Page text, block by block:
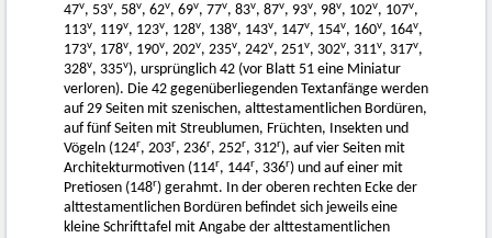
47v, 53v, 58v, 62v, 69v, 77v, 83v, 87v, 93v, 98v, 102v, 107v,
113v, 119v, 123v, 128v, 138v, 143v, 147v, 154v, 160v, 164v,
173v, 178v, 190v, 202v, 235v, 242v, 251v, 302v, 311v, 317v,
328v, 335v), ursprünglich 42 (vor Blatt 51 eine Miniatur
verloren). Die 42 gegenüberliegenden Textanfänge werden
auf 29 Seiten mit szenischen, alttestamentlichen Bordüren,
auf fünf Seiten mit Streublumen, Früchten, Insekten und
Vögeln (124r, 203r, 236r, 252r, 312r), auf vier Seiten mit
Architekturmotiven (114r, 144r, 336r) und auf einer mit
Pretiosen (148r) gerahmt. In der oberen rechten Ecke der
alttestamentlichen Bordüren befindet sich jeweils eine
kleine Schrifttafel mit Angabe der alttestamentlichen